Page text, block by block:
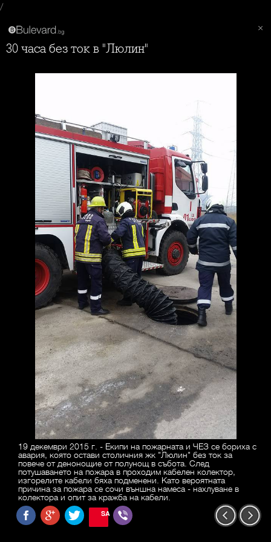
/
30 часа без ток в "Люлин"
19 декември 2015 г. - Екипи на пожарната и ЧЕЗ се бориха с
авария, която остави столичния жк "Люлин" без ток за
повече от денонощие от полунощ в събота. След
потушаването на пожара в проходим кабелен колектор,
изгорелите кабели бяха подменени. Като вероятната
причина за пожара се сочи външна намеса - нахлуване в
колектора и опит за кражба на кабели.
SAVE